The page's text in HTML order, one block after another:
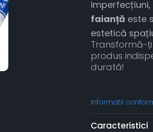
faianță este
estetică
Transformă-
produs
durată!
Informatii
Caracteristici